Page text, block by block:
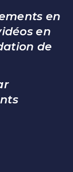
en
en
de